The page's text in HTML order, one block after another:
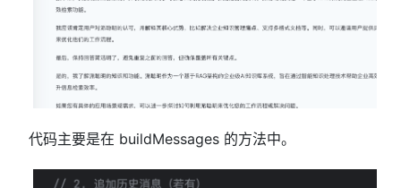
代码主要是在 buildMessages 的方法中。